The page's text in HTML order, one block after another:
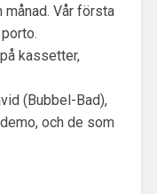
månad. Vår första
kassetter,
(Bubbel-Bad),
och de som